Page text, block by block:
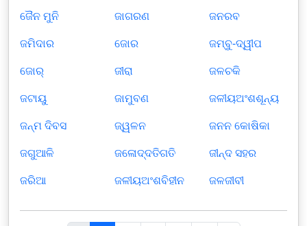
ଜୈନ ମୁନି
ଜମିଦାର
ଜୋର୍
ଜଟାୟୁ
ଜନ୍ମ ଦିବସ
ଜଗୁଆଳି
ଜରିଆ
ଜାଗରଣ
ଜୋର
ଜୀରା
ଜାମୁବଣ
ଜ୍ୱଳନ
ଜଳୋଦ୍ଦତିଗତି
ଜଳୀୟଅଂଶବିହୀନ
ଜନରବ
ଜମ୍ବୁ-ଦ୍ୱୀପ
ଜଳଚକି
ଜଳୀୟଅଂଶଶୂନ୍ୟ
ଜନନ କୋଷିକା
ଜୀନ୍ଦ ସହର
ଜଳଜୀବୀ